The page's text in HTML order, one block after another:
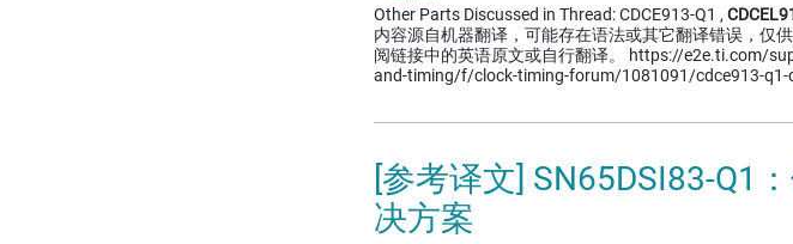
Other Parts Discussed in Thread: CDCE913-Q1 ,
内容源自机器翻译，可能存在语法或其它翻译错误，仅
阅链接中的英语原文或自行翻译。 https://e2e.ti.com/
and-timing/f/clock-timing-forum/1081091/cdce913-q1-
[参考译文] SN65DSI83-Q1
决方案